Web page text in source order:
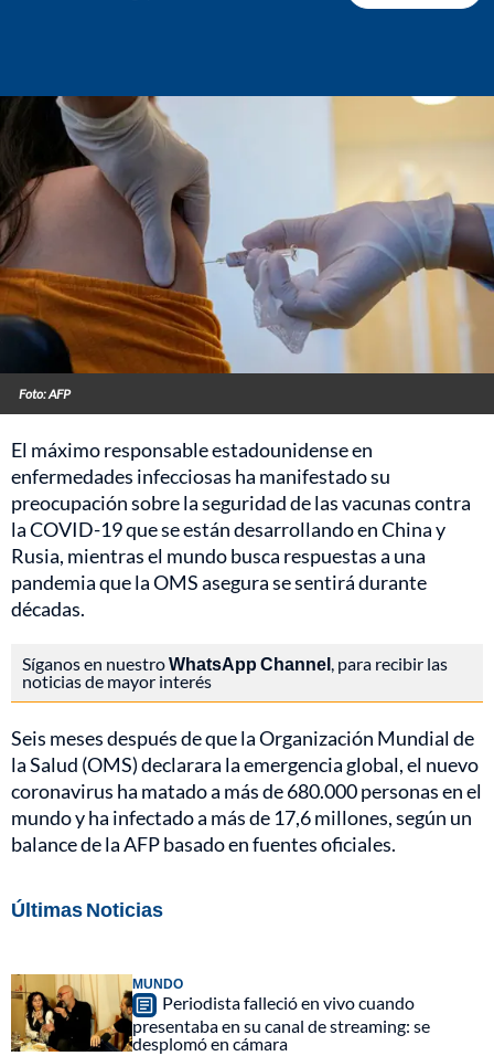
Foto: AFP
El máximo responsable estadounidense en
enfermedades infecciosas ha manifestado su
preocupación sobre la seguridad de las vacunas contra
la COVID-19 que se están desarrollando en China y
Rusia, mientras el mundo busca respuestas a una
pandemia que la OMS asegura se sentirá durante
décadas.
Síganos en nuestroWhatsApp Channel, para recibir las
noticias de mayor interés
Seis meses después de que la Organización Mundial de
la Salud (OMS) declarara la emergencia global, el nuevo
coronavirus ha matado a más de 680.000 personas en el
mundo y ha infectado a más de 17,6 millones, según un
balance de la AFP basado en fuentes oficiales.
Últimas Noticias
MUNDO
Periodista falleció en vivo cuando
presentaba en su canal de streaming: se
desplomó en cámara